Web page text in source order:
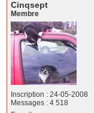
Cinqsept
Membre
Inscription : 24-05-2008
Messages : 4 518